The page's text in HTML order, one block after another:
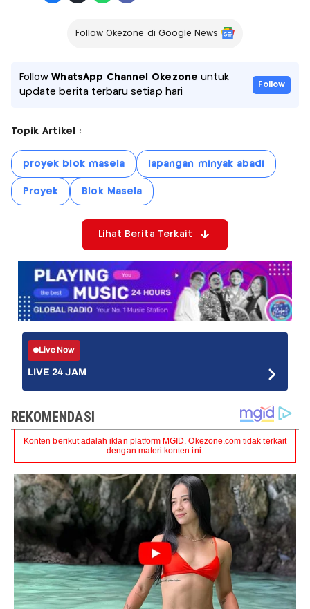
Follow Okezone di Google News
FollowWhatsApp Channel Okezone untuk
update berita terbaru setiap hari
Follow
Topik Artikel :
proyek blok masela lapangan minyak abadi
Proyek Blok Masela
Lihat Berita Terkait
Live Now
LIVE 24 JAM